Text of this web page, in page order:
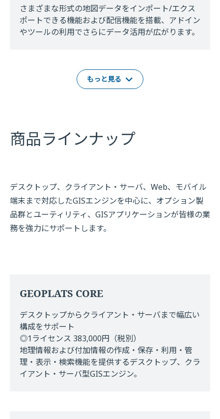
さまざまな形式の地図データをインポート/エクス
ポートできる機能および配信機能を搭載、アドイン
やツールの利用でさらにデータ活用が広がります。
もっと見る
商品ラインナップ
デスクトップ、クライアント・サーバ、Web、モバイル
端末まで対応したGISエンジンを中心に、オプション製
品群とユーティリティ、GISアプリケーションが皆様の業
務を強力にサポートします。
GEOPLATS CORE
デスクトップからクライアント・サーバまで幅広い
構成をサポート
◎1ライセンス 383,000円（税別）
地理情報および付加情報の作成・保存・利用・管
理・表示・検索機能を提供するデスクトップ、クラ
イアント・サーバ型GISエンジン。